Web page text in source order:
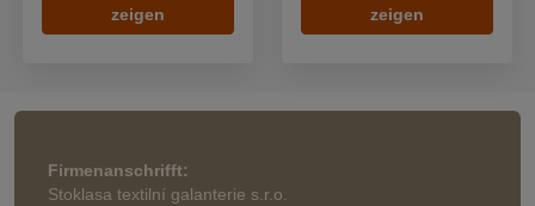
zeigen zeigen
Firmenanschrifft:
Stoklasa textilní galanterie s.r.o.